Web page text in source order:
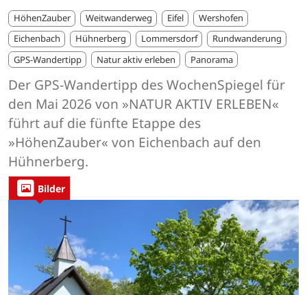
HöhenZauber Weitwanderweg Eifel
Wershofen
Eichenbach
Hühnerberg Lommersdorf
Rundwanderung
GPS-Wandertipp
Natur aktiv erleben Panorama
Der GPS-Wandertipp des WochenSpiegel für
den Mai 2026 von »NATUR AKTIV ERLEBEN«
führt auf die fünfte Etappe des
»HöhenZauber« von Eichenbach auf den
Hühnerberg.
Bilder